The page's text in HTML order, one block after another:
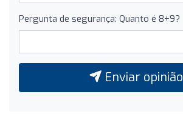
Pergunta de segurança: Quanto é 8+9?
Enviar opinião